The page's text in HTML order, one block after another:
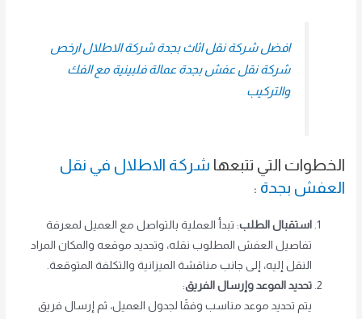
افضل شركة نقل اثاث بجدة شركة الاطلال ارخص
شركة نقل عفش بجدة عمالة فلبينية مع الفك
والتركيب
الخطوات التي تتبعهاشركة الاطلال في نقل
العفش بجدة:
استقبال الطلب: تبدأ العملية بالتواصل مع العميل لمعرفة
تفاصيل العفش المطلوب نقله، وتحديد موقعه والمكان المراد
النقل إليه، إلى جانب مناقشة الميزانية والتكلفة المتوقعة.
تحديد الموعد وإرسال الفريق:
يتم تحديد موعد مناسب وفقًا لجدول العميل، ثم إرسال فريق